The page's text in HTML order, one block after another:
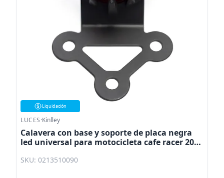
Liquidación
LUCES·Kinlley
Calavera con base y soporte de placa negra
led universal para motocicleta cafe racer 2031
SKU: 0213510090